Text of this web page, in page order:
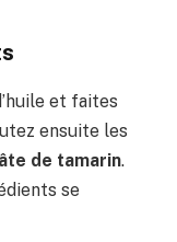
et faites
ensuite les
de tamarin.
se